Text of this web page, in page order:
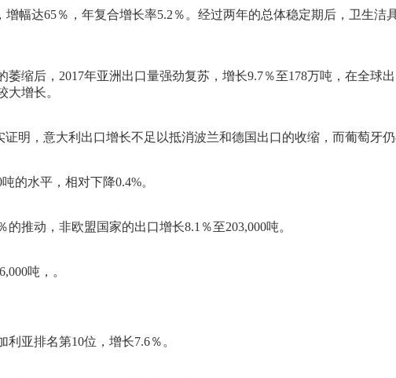
幅达65％，年复合增长率5.2％。经过两年的总体稳定期后，卫生洁
缩后，2017年亚洲出口量强劲复苏，增长9.7％至178万吨，在全球
增长。
明，意大利出口增长不足以抵消波兰和德国出口的收缩，而葡萄牙仍
的水平，相对下降0.4%。
推动，非欧盟国家的出口增长8.1％至203,000吨。
吨，。
亚排名第10位，增长7.6％。